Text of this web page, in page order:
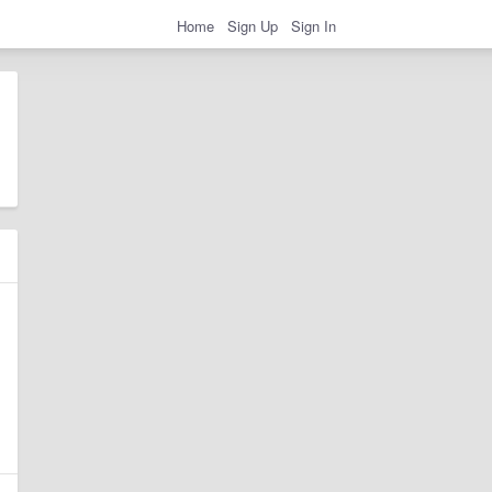
Home Sign Up Sign In